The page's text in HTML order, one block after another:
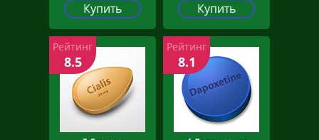
Купить Купить
Рейтинг
8.5
Рейтинг
8.1